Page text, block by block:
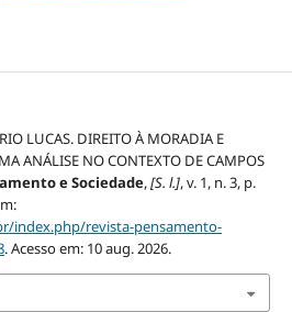
LUCAS. DIREITO À MORADIA E
ANÁLISE NO CONTEXTO DE CAMPOS
e Sociedade,[S. l.], v. 1, n. 3, p.
index.php/revista-pensamento-
. Acesso em: 10 aug. 2026.